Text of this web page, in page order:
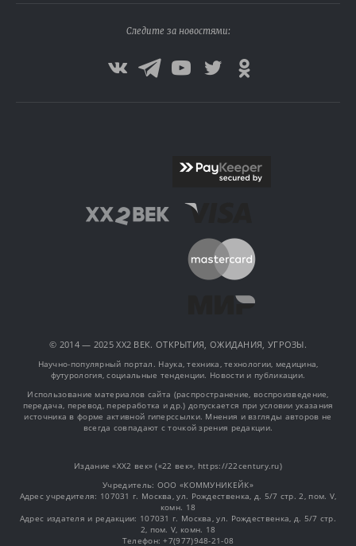
Следите за новостями:
© 2014 — 2025 XX2 ВЕК. ОТКРЫТИЯ, ОЖИДАНИЯ, УГРОЗЫ.
Научно-популярный портал. Наука, техника, технологии, медицина,
футурология, социальные тенденции. Новости и публикации.
Использование материалов сайта (распространение, воспроизведение,
передача, перевод, переработка и др.) допускается при условии указания
источника в форме активной гиперссылки. Мнения и взгляды авторов не
всегда совпадают с точкой зрения редакции.
Издание «XX2 век» («22 век», https://22century.ru)
Учредитель: OOO «КОММУНИКЕЙК»
Адрес учредителя: 107031 г. Москва, ул. Рождественка, д. 5/7 стр. 2, пом. V,
комн. 18
Адрес издателя и редакции: 107031 г. Москва, ул. Рождественка, д. 5/7 стр.
2, пом. V, комн. 18
Телефон: +7(977)948-21-08